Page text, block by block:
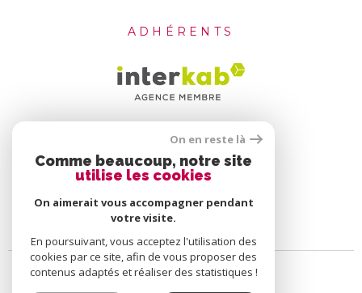
ADHÉRENTS
On en reste là
Comme beaucoup, notre site
utilise les cookies
On aimerait vous accompagner pendant
votre visite.
En poursuivant, vous acceptez l'utilisation des
cookies par ce site, afin de vous proposer des
contenus adaptés et réaliser des statistiques !